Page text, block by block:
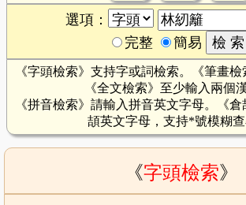
選項：
完整
簡易
《字頭檢索》支持字或詞檢索。《筆畫檢
《全文檢索》至少輸入兩個漢
《拼音檢索》請輸入拼音英文字母。《
頡英文字母，支持*號模糊查
《字頭檢索》